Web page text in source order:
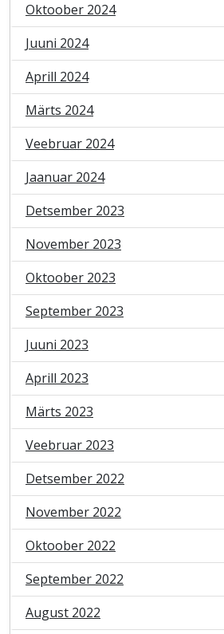
Oktoober 2024
Juuni 2024
Aprill 2024
Märts 2024
Veebruar 2024
Jaanuar 2024
Detsember 2023
November 2023
Oktoober 2023
September 2023
Juuni 2023
Aprill 2023
Märts 2023
Veebruar 2023
Detsember 2022
November 2022
Oktoober 2022
September 2022
August 2022